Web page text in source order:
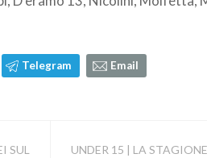
Telegram Email
SUL
UNDER 15 | LA